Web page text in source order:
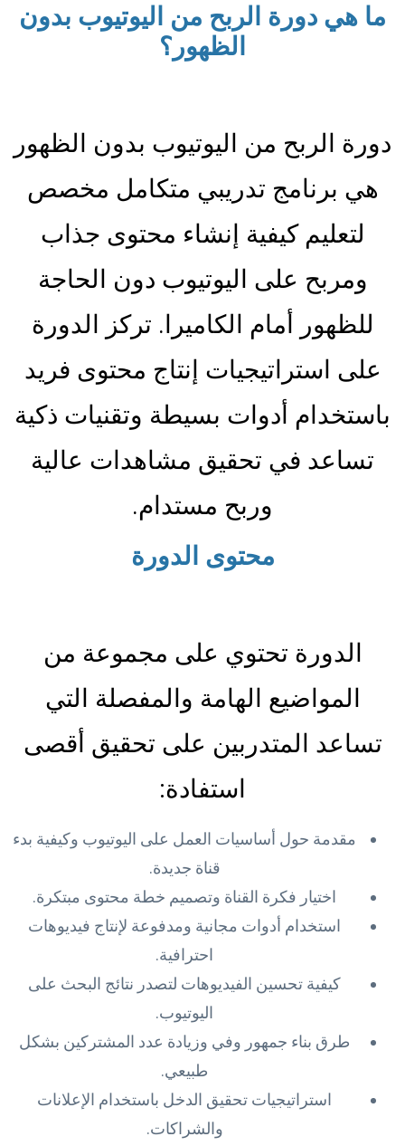
ما هي دورة الربح من اليوتيوب بدون
الظهور؟
دورة الربح من اليوتيوب بدون الظهور
هي برنامج تدريبي متكامل مخصص
لتعليم كيفية إنشاء محتوى جذاب
ومربح على اليوتيوب دون الحاجة
للظهور أمام الكاميرا. تركز الدورة
على استراتيجيات إنتاج محتوى فريد
باستخدام أدوات بسيطة وتقنيات ذكية
تساعد في تحقيق مشاهدات عالية
وربح مستدام.
محتوى الدورة
الدورة تحتوي على مجموعة من
المواضيع الهامة والمفصلة التي
تساعد المتدربين على تحقيق أقصى
استفادة:
مقدمة حول أساسيات العمل على اليوتيوب وكيفية بدء
قناة جديدة.
اختيار فكرة القناة وتصميم خطة محتوى مبتكرة.
استخدام أدوات مجانية ومدفوعة لإنتاج فيديوهات
احترافية.
كيفية تحسين الفيديوهات لتصدر نتائج البحث على
اليوتيوب.
طرق بناء جمهور وفي وزيادة عدد المشتركين بشكل
طبيعي.
استراتيجيات تحقيق الدخل باستخدام الإعلانات
والشراكات.